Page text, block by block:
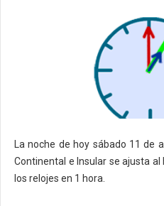
La noche de hoy sábado 11 de
Continental e Insular se ajusta
los relojes en 1 hora.